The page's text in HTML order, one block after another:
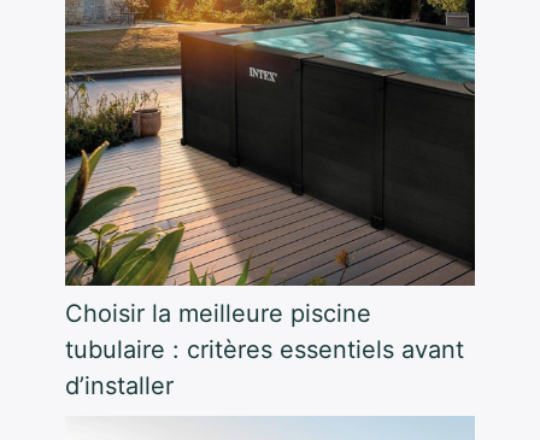
Choisir la meilleure piscine
tubulaire : critères essentiels avant
d’installer